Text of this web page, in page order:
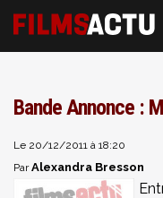
Bande Annonce :
Le 20/12/2011 à 18:20
ParAlexandra Bresson